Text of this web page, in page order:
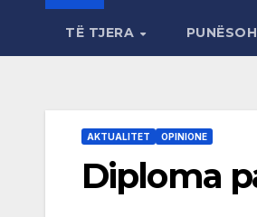
TË TJERA
AKTUALITET OPINIONE
Diploma